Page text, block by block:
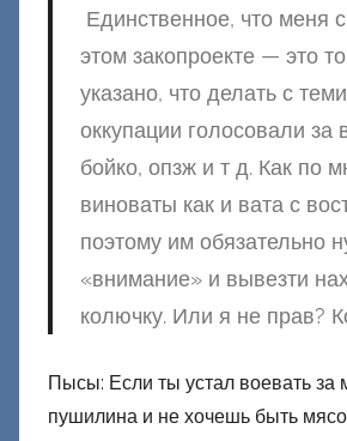
Единственное, что меня
этом закопроекте — это
указано, что делать с
оккупации голосовали за
бойко, опзж и т д. Как по
виноваты как и вата с
поэтому им обязательно
«внимание» и вывезти
колючку. Или я не прав?
Пысы: Если ты устал воевать за
пушилина и не хочешь быть